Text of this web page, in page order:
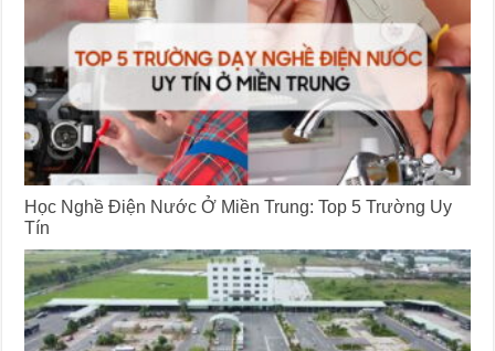
Học Nghề Điện Nước Ở Miền Trung: Top 5 Trường Uy
Tín